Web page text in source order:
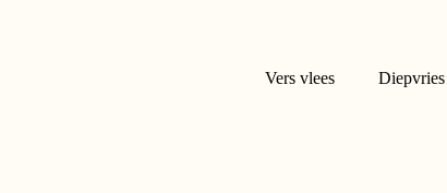
Vers vlees Diepvries